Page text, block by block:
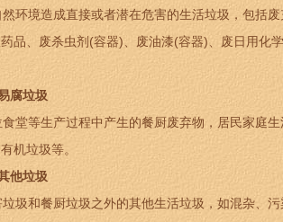
环境造成直接或者潜在危害的生活垃圾，包括废
品、废杀虫剂(容器)、废油漆(容器)、废日用化
腐垃圾
堂等生产过程中产生的餐厨废弃物，居民家庭生
机垃圾等。
他垃圾
圾和餐厨垃圾之外的其他生活垃圾，如混杂、